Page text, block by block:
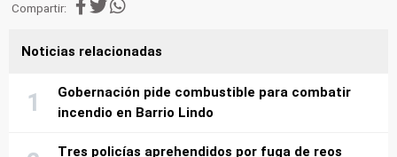
Compartir:
Noticias relacionadas
Gobernación pide combustible para combatir
incendio en Barrio Lindo
Tres policías aprehendidos por fuga de reos